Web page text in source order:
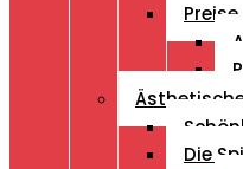
Preise
Die